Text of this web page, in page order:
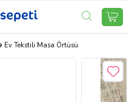
Ev Tekstili Masa Örtüsü